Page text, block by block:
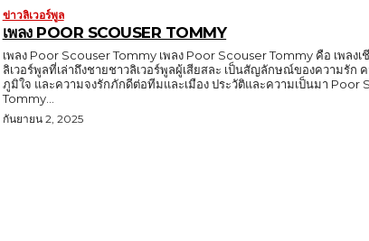
ข่าวลิเวอร์พูล
เพลง POOR SCOUSER TOMMY
เพลง Poor Scouser Tommy เพลง Poor Scouser Tommy คือ เพลงเ
ลิเวอร์พูลที่เล่าถึงชายชาวลิเวอร์พูลผู้เสียสละ เป็นสัญลักษณ์ของความรัก
ภูมิใจ และความจงรักภักดีต่อทีมและเมือง ประวัติและความเป็นมา Poor
Tommy...
กันยายน 2, 2025